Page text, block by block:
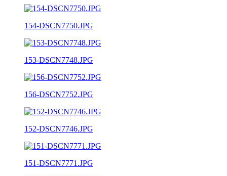
154-DSCN7750.JPG
153-DSCN7748.JPG
156-DSCN7752.JPG
152-DSCN7746.JPG
151-DSCN7771.JPG